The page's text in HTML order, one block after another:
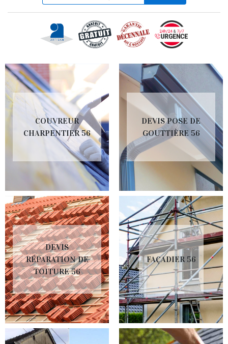
COUVREUR
CHARPENTIER 56
DEVIS POSE DE
GOUTTIÈRE 56
DEVIS
RÉPARATION DE
TOITURE 56
FAÇADIER 56